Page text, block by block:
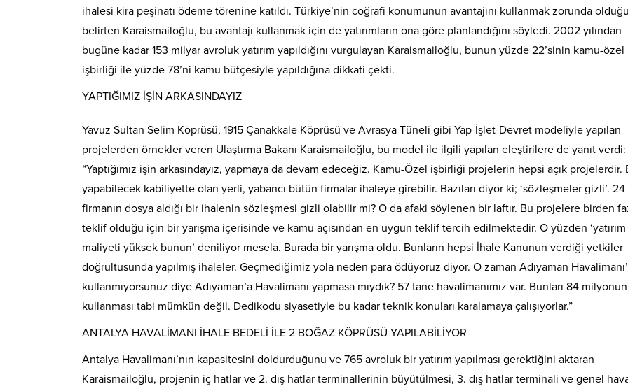
ihalesi kira peşinatı ödeme törenine katıldı. Türkiye’nin coğrafi konumunun avantajını kullanmak zorunda
belirten Karaismailoğlu, bu avantajı kullanmak için de yatırımların ona göre planlandığını söyledi. 2002 yılından
bugüne kadar 153 milyar avroluk yatırım yapıldığını vurgulayan Karaismailoğlu, bunun yüzde 22’sinin kamu-özel
işbirliği ile yüzde 78’ni kamu bütçesiyle yapıldığına dikkati çekti.
YAPTIĞIMIZ İŞİN ARKASINDAYIZ
Yavuz Sultan Selim Köprüsü, 1915 Çanakkale Köprüsü ve Avrasya Tüneli gibi Yap-İşlet-Devret modeliyle yapılan
projelerden örnekler veren Ulaştırma Bakanı Karaismailoğlu, bu model ile ilgili yapılan eleştirilere de yanıt verdi:
“Yaptığımız işin arkasındayız, yapmaya da devam edeceğiz. Kamu-Özel işbirliği projelerin hepsi açık projelerdir.
yapabilecek kabiliyette olan yerli, yabancı bütün firmalar ihaleye girebilir. Bazıları diyor ki; ‘sözleşmeler gizli’.
firmanın dosya aldığı bir ihalenin sözleşmesi gizli olabilir mi? O da afaki söylenen bir laftır. Bu projelere birden
teklif olduğu için bir yarışma içerisinde ve kamu açısından en uygun teklif tercih edilmektedir. O yüzden ‘yatırım
maliyeti yüksek bunun’ deniliyor mesela. Burada bir yarışma oldu. Bunların hepsi İhale Kanunun verdiği yetkiler
doğrultusunda yapılmış ihaleler. Geçmediğimiz yola neden para ödüyoruz diyor. O zaman Adıyaman
kullanmıyorsunuz diye Adıyaman’a Havalimanı yapmasa mıydık? 57 tane havalimanımız var. Bunları 84 milyonun
kullanması tabi mümkün değil. Dedikodu siyasetiyle bu kadar teknik konuları karalamaya çalışıyorlar.”
ANTALYA HAVALİMANI İHALE BEDELİ İLE 2 BOĞAZ KÖPRÜSÜ YAPILABİLİYOR
Antalya Havalimanı’nın kapasitesini doldurduğunu ve 765 avroluk bir yatırım yapılması gerektiğini aktaran
Karaismailoğlu, projenin iç hatlar ve 2. dış hatlar terminallerinin büyütülmesi, 3. dış hatlar terminali ve genel